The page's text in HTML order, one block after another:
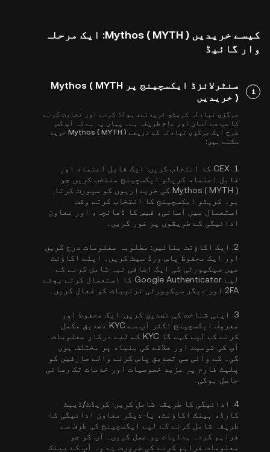
کیسے خریدیں Mythos ( MYTH ): ایک مرحلہ
وار گائیڈ
1
سنٹرلائزڈ ایکسچینج پر Mythos ( MYTH
) خریدیں
مرکزی تبادلہ کرپٹو خریدنے، ہولڈ کرنے اور تجارت کرنے
کا سب سے آسان اور عام طریقہ ہے۔ یہاں یہ ہے کہ آپ کس
طرح ایک مرکزی تبادلہ کے ذریعے Mythos ( MYTH ) خرید
سکتے ہیں:
1. CEX کا انتخاب کریں:
ایک قابل اعتماد اور
قابل اعتماد کرپٹو ایکسچینج منتخب کریں جو
Mythos ( MYTH ) کی خریداریوں کو سپورٹ کرتا
ہو۔ کرپٹو ایکسچینج کا انتخاب کرتے وقت
استعمال میں آسانی، فیس کا ڈھانچہ، اور معاون
ادائیگی کے طریقوں پر غور کریں۔
2. ایک اکاؤنٹ بنائیں: مطلوبہ معلومات درج کریں
اور ایک محفوظ پاس ورڈ سیٹ کریں۔ اپنے اکاؤنٹ
میں سیکیورٹی کی ایک اضافی تہہ شامل کرنے کے
لیے
Google Authenticator کا استعمال کرتے ہوئے
2FA اور دیگر سیکیورٹی ترتیبات کو فعال کریں۔
3. اپنی شناخت کی تصدیق کریں: ایک محفوظ اور
معروف ایکسچینج اکثر آپ سے
KYC تصدیق مکمل
کرنے کے لیے کہے گا
KYC کے لیے درکار معلومات
آپ کی قومیت اور علاقے کی بنیاد پر مختلف ہوں
گی۔ کے وائی سی تصدیق پاس کرنے والے صارفین کو
پلیٹ فارم پر مزید خصوصیات اور خدمات تک رسائی
حاصل ہوگی۔
4. ادائیگی کا طریقہ شامل کریں: کریڈٹ/ڈیبٹ
کارڈ، بینک اکاؤنٹ، یا دیگر معاون ادائیگی کا
طریقہ شامل کرنے کے لیے ایکسچینج کی طرف سے
فراہم کردہ ہدایات پر عمل کریں۔ آپ کو جو
معلومات فراہم کرنے کی ضرورت ہے وہ آپ کے بینک